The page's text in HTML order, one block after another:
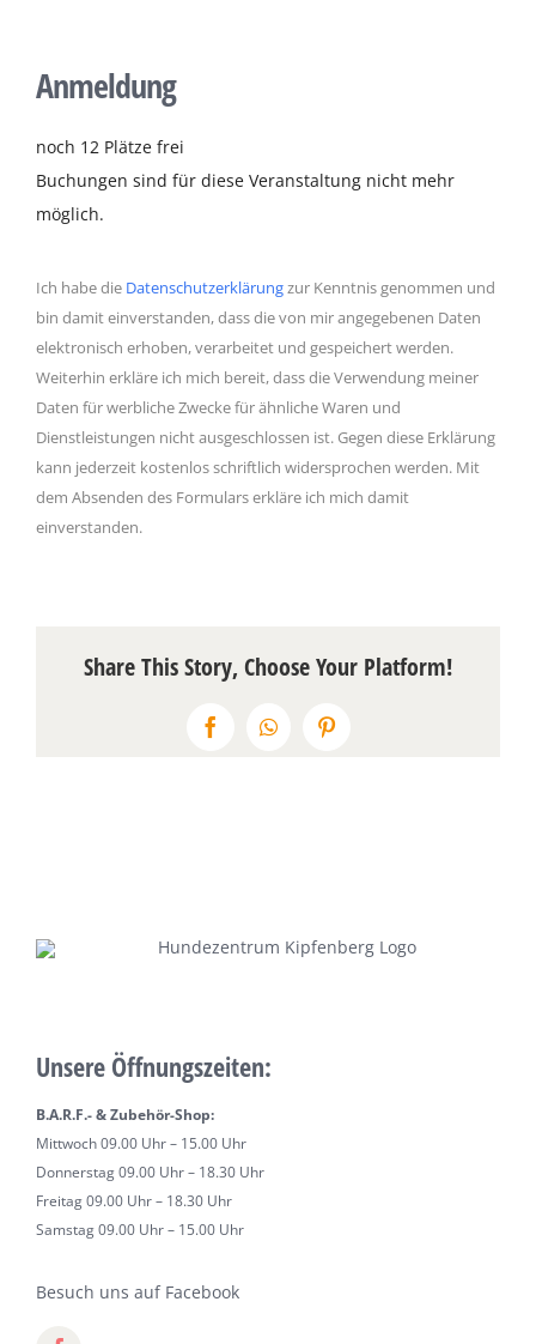
Anmeldung
noch 12 Plätze frei
Buchungen sind für diese Veranstaltung nicht mehr
möglich.
Ich habe die Datenschutzerklärungzur Kenntnis genommen und
bin damit einverstanden, dass die von mir angegebenen Daten
elektronisch erhoben, verarbeitet und gespeichert werden.
Weiterhin erkläre ich mich bereit, dass die Verwendung meiner
Daten für werbliche Zwecke für ähnliche Waren und
Dienstleistungen nicht ausgeschlossen ist. Gegen diese Erklärung
kann jederzeit kostenlos schriftlich widersprochen werden. Mit
dem Absenden des Formulars erkläre ich mich damit
einverstanden.
Share This Story, Choose Your Platform!
FacebookWhatsAppPinterest
Unsere Öffnungszeiten:
B.A.R.F.- & Zubehör-Shop:
Mittwoch 09.00 Uhr – 15.00 Uhr
Donnerstag 09.00 Uhr – 18.30 Uhr
Freitag 09.00 Uhr – 18.30 Uhr
Samstag 09.00 Uhr – 15.00 Uhr
Besuch uns auf Facebook